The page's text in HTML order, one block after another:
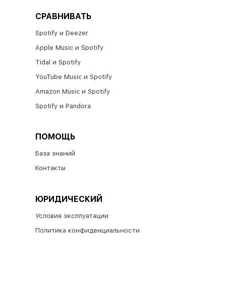
СРАВНИВАТЬ
Spotify и Deezer
Apple Music и Spotify​
Tidal и Spotify​
YouTube Music и Spotify
Amazon Music и Spotify
Spotify и Pandora
ПОМОЩЬ
База знаний
Контакты
ЮРИДИЧЕСКИЙ
Условия эксплуатации
Политика конфиденциальности